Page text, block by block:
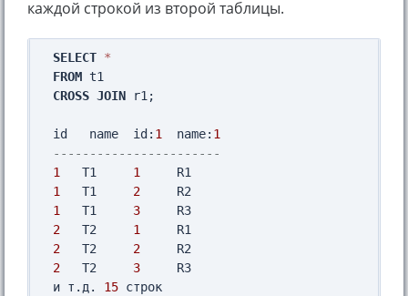
каждой строкой из второй таблицы.
SELECT *
FROM
CROSS JOIN r1;
id   name  id: 1
  name:
1
-----------------------
1
   T1
1
1
   T1
2
1
   T1
3
2
   T2
1
2
   T2
2
2
   T2
3
     R3
и т.д. 15